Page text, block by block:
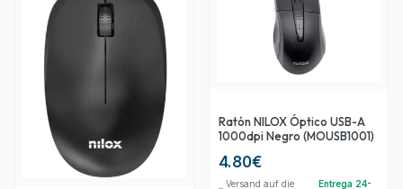
Ratón NILOX Óptico USB-A
1000dpi Negro (MOUSB1001)
4.80€
Versand auf die
Entrega 24-